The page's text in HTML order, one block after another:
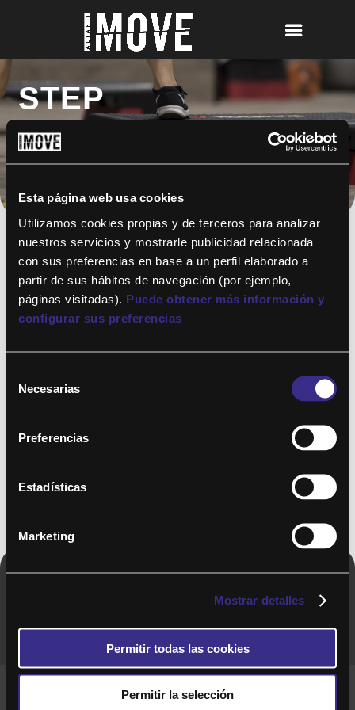
Esta página web usa cookies
Utilizamos cookies propias y de terceros para analizar
nuestros servicios y mostrarle publicidad relacionada
con sus preferencias en base a un perfil elaborado a
partir de sus hábitos de navegación (por ejemplo,
páginas visitadas). Puede obtener más información y
configurar sus preferencias
Necesarias
Preferencias
Estadísticas
Marketing
Mostrar detalles
Permitir todas las cookies
Permitir la selección
STEP
¡Para disfrutar de ALTAFIT MOVE tienes
que ser socio de algún club de ALTAFIT y
así podrás acceder a todos nuestros
Copyright © 2020. Todos los derechos
Términos y Cond. Generales de uso del Servicio